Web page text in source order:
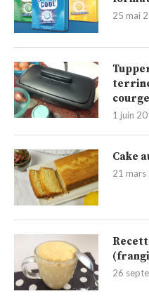
25 mai
1 juin
Cake
21 mars
26